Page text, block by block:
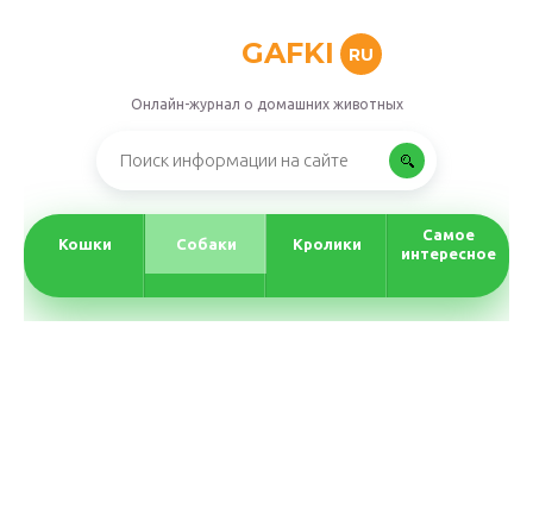
GAFKI RU
Онлайн-журнал о домашних животных
Кошки Собаки Кролики
Самое
интересное